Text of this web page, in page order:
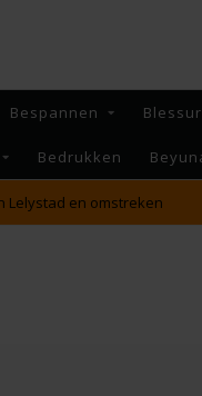
Bespannen
Bedrukken
Lelystad en omstreken